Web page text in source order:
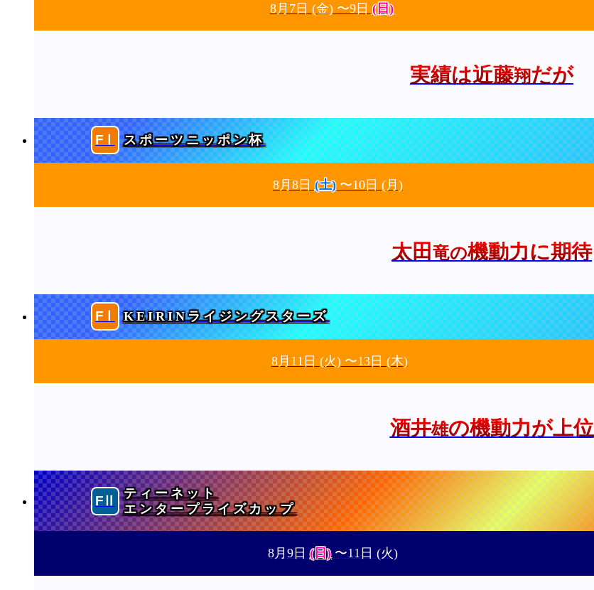
8月7日 (金)〜9日(日)
実績は近藤翔だが
スポーツニッポン杯
8月8日(土)〜10日 (月)
太田竜の機動力に期待
KEIRINライジングスターズ
8月11日 (火)〜13日 (木)
酒井雄の機動力が上位
ティーネット
エンタープライズカップ
8月9日(日)〜11日(火)